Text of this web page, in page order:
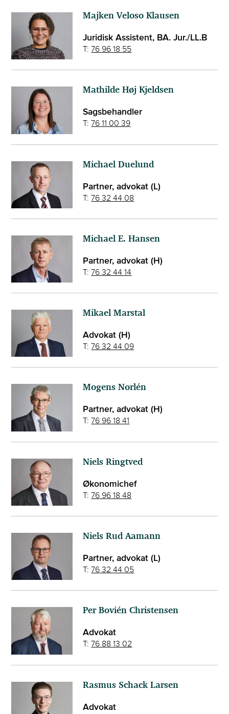
Majken Veloso Klausen
Juridisk Assistent, BA. Jur./LL.B
T:76 96 18 55
Mathilde Høj Kjeldsen
Sagsbehandler
T:76 11 00 39
Michael Duelund
Partner, advokat (L)
T:76 32 44 08
Michael E. Hansen
Partner, advokat (H)
T:76 32 44 14
Mikael Marstal
Advokat (H)
T:76 32 44 09
Mogens Norlén
Partner, advokat (H)
T:76 96 18 41
Niels Ringtved
Økonomichef
T:76 96 18 48
Niels Rud Aamann
Partner, advokat (L)
T:76 32 44 05
Per Bovién Christensen
Advokat
T:76 88 13 02
Rasmus Schack Larsen
Advokat